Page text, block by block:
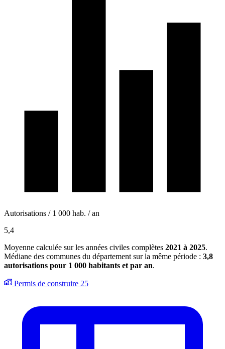
Autorisations / 1 000 hab. / an
5,4
Moyenne calculée sur les années civiles complètes 2021 à 2025.
Médiane des communes du département sur la même période : 3,8
autorisations pour 1 000 habitants et par an.
Permis de construire 25